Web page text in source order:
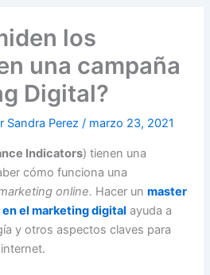
los
una campaña
Digital?
Sandra Perez/ marzo 23, 2021
Indicators) tienen una
cómo funciona una
online. Hacer unmaster
el marketing digital ayuda a
y otros aspectos claves para